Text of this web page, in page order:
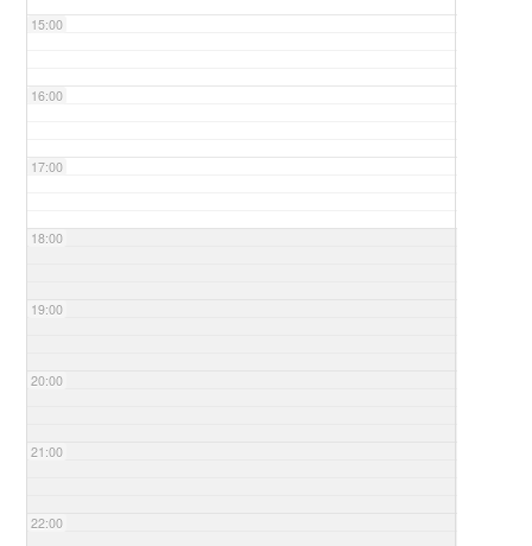
15:00
16:00
17:00
18:00
19:00
20:00
21:00
22:00